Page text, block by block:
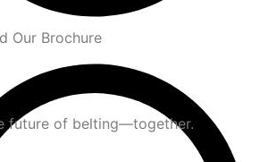
Our Brochure
future of belting—together.